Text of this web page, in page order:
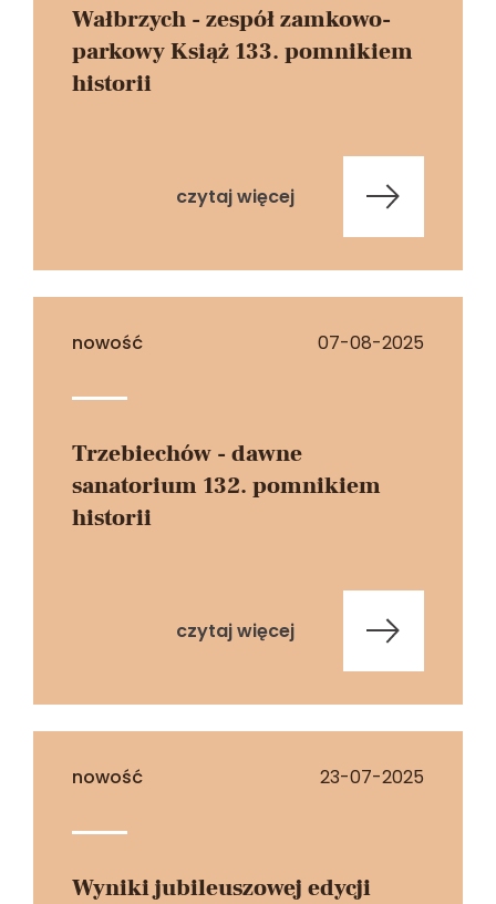
Wałbrzych - zespół zamkowo-
parkowy Książ 133. pomnikiem
historii
czytaj więcej
nowość 07-08-2025
Trzebiechów - dawne
sanatorium 132. pomnikiem
historii
czytaj więcej
nowość 23-07-2025
Wyniki jubileuszowej edycji